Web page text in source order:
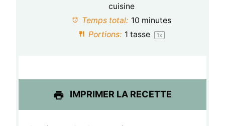
i
s
i
s
o
i
s
i
s
i
cuisine
Temps total: 10 minutes
Portions: 1 tasse 1x
IMPRIMER LA RECETTE